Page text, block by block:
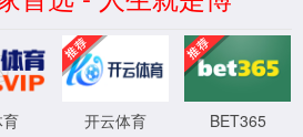
刷新重试